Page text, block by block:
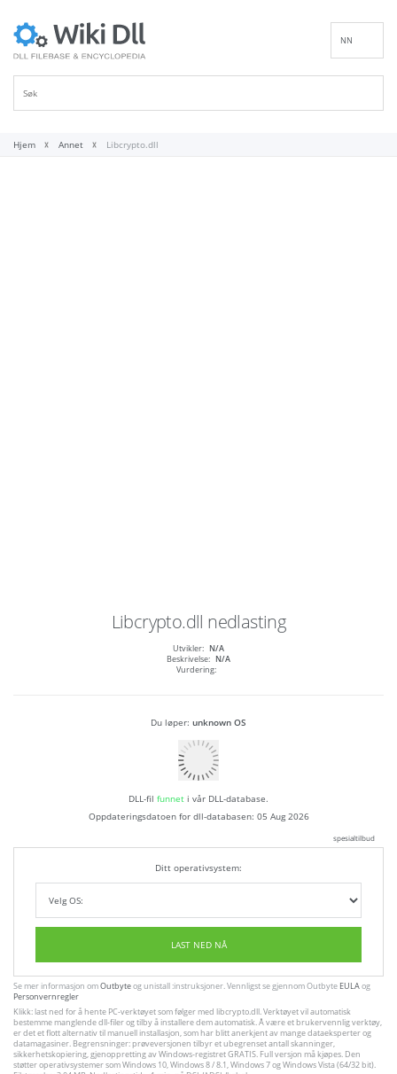
NN
Hjem Annet Libcrypto.dll
Libcrypto.dll nedlasting
Utvikler: N/A
Beskrivelse: N/A
Vurdering:
Du løper: unknown OS
DLL-fil funnet i vår DLL-database.
Oppdateringsdatoen for dll-databasen: 05 Aug 2026
spesialtilbud
Ditt operativsystem:
LAST NED NÅ
Se mer informasjon omOutbyteog unistall :instruksjoner. Vennligst se gjennom Outbyte EULAog
Personvernregler
Klikk: last ned for å hente PC-verktøyet som følger med libcrypto.dll. Verktøyet vil automatisk
bestemme manglende dll-filer og tilby å installere dem automatisk. Å være et brukervennlig verktøy,
er det et flott alternativ til manuell installasjon, som har blitt anerkjent av mange dataeksperter og
datamagasiner. Begrensninger: prøveversjonen tilbyr et ubegrenset antall skanninger,
sikkerhetskopiering, gjenoppretting av Windows-registret GRATIS. Full versjon må kjøpes. Den
støtter operativsystemer som Windows 10, Windows 8 / 8.1, Windows 7 og Windows Vista (64/32 bit).